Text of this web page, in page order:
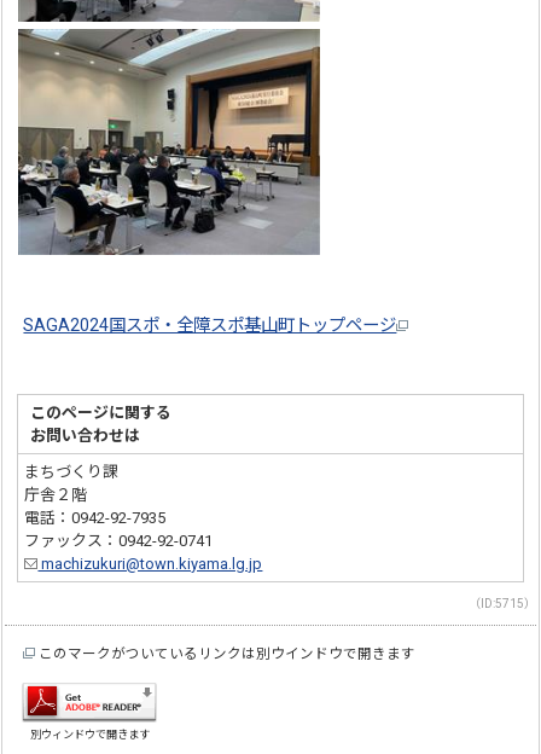
SAGA2024国スポ・全障スポ基山町トップページ
このページに関する
お問い合わせは
まちづくり課
庁舎２階
電話：0942-92-7935
ファックス：0942-92-0741
machizukuri@town.kiyama.lg.jp
（ID:5715）
このマークがついているリンクは別ウインドウで開きます
別ウィンドウで開きます